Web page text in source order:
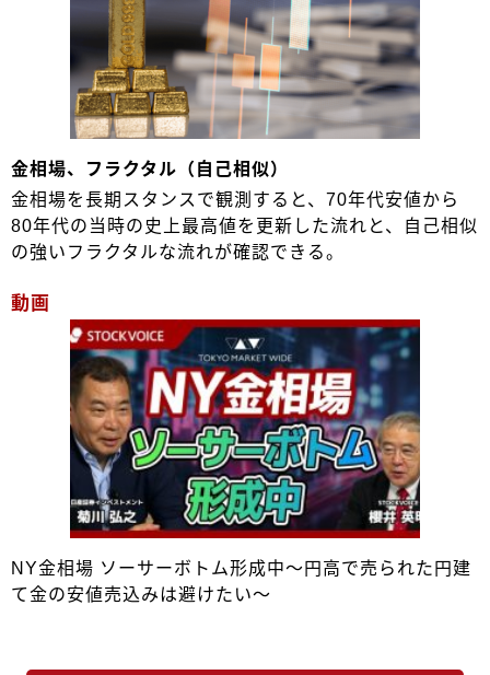
金相場、フラクタル（自己相似）
金相場を長期スタンスで観測すると、70年代安値から
80年代の当時の史上最高値を更新した流れと、自己相似
の強いフラクタルな流れが確認できる。
動画
NY金相場 ソーサーボトム形成中～円高で売られた円建
て金の安値売込みは避けたい～